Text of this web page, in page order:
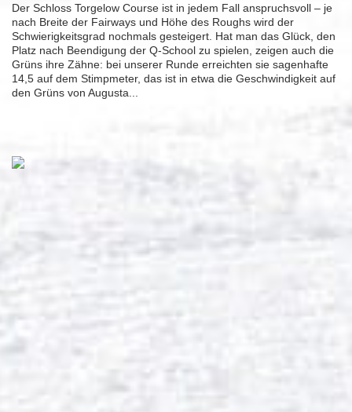
Der Schloss Torgelow Course ist in jedem Fall anspruchsvoll – je
nach Breite der Fairways und Höhe des Roughs wird der
Schwierigkeitsgrad nochmals gesteigert. Hat man das Glück, den
Platz nach Beendigung der Q-School zu spielen, zeigen auch die
Grüns ihre Zähne: bei unserer Runde erreichten sie sagenhafte
14,5 auf dem Stimpmeter, das ist in etwa die Geschwindigkeit auf
den Grüns von Augusta...